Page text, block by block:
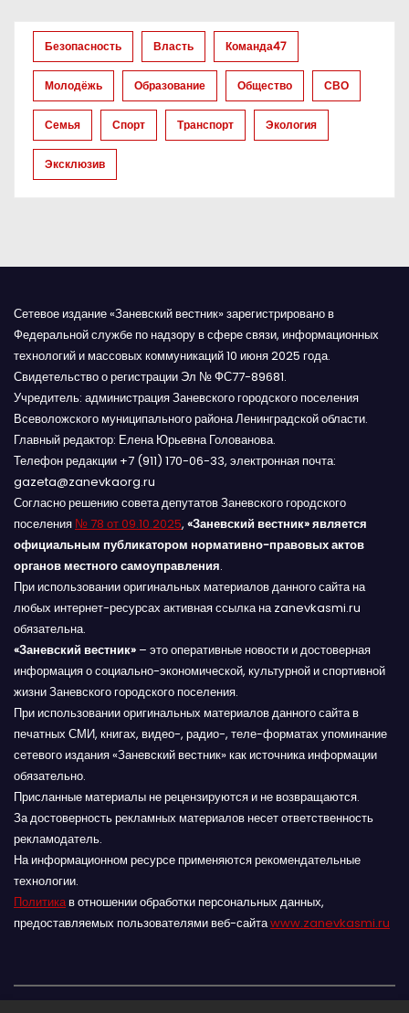
з
а
п
и
с
м
Безопасность Власть Команда47
Молодёжь Образование Общество СВО
Семья Спорт Транспорт Экология
Эксклюзив
Сетевое издание «Заневский вестник» зарегистрировано в
Федеральной службе по надзору в сфере связи, информационных
технологий и массовых коммуникаций 10 июня 2025 года.
Свидетельство о регистрации Эл № ФС77-89681.
Учредитель: администрация Заневского городского поселения
Всеволожского муниципального района Ленинградской области.
Главный редактор: Елена Юрьевна Голованова.
Телефон редакции +7 (911) 170-06-33, электронная почта:
gazeta@zanevkaorg.ru
Согласно решению совета депутатов Заневского городского
поселения № 78 от 09.10.2025, «Заневский вестник» является
официальным публикатором нормативно-правовых актов
органов местного самоуправления.
При использовании оригинальных материалов данного сайта на
любых интернет-ресурсах активная ссылка на zanevkasmi.ru
обязательна.
«Заневский вестник» – это оперативные новости и достоверная
информация о социально-экономической, культурной и спортивной
жизни Заневского городского поселения.
При использовании оригинальных материалов данного сайта в
печатных СМИ, книгах, видео-, радио-, теле-форматах упоминание
сетевого издания «Заневский вестник» как источника информации
обязательно.
Присланные материалы не рецензируются и не возвращаются.
За достоверность рекламных материалов несет ответственность
рекламодатель.
На информационном ресурсе применяются рекомендательные
технологии.
Политикав отношении обработки персональных данных,
предоставляемых пользователями веб-сайтаwww.zanevkasmi.ru